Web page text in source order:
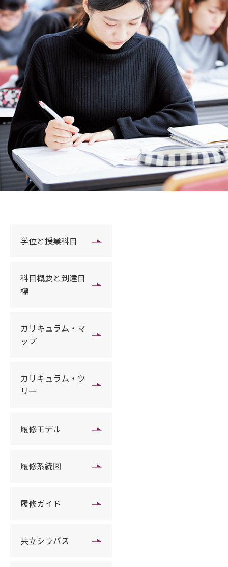
学位と授業科目
科目概要と到達目
標
カリキュラム・マ
ップ
カリキュラム・ツ
リー
履修モデル
履修系統図
履修ガイド
共立シラバス